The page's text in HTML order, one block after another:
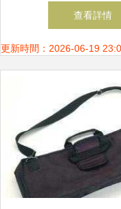
解析
查看詳情
更新時間：2026-06-19